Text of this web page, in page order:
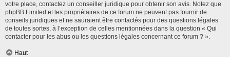
votre place, contactez un conseiller juridique pour obtenir son avis. Notez que
phpBB Limited et les propriétaires de ce forum ne peuvent pas fournir de
conseils juridiques et ne sauraient être contactés pour des questions légales
de toutes sortes, à l’exception de celles mentionnées dans la question « Qui
contacter pour les abus ou les questions légales concernant ce forum ? ».
Haut